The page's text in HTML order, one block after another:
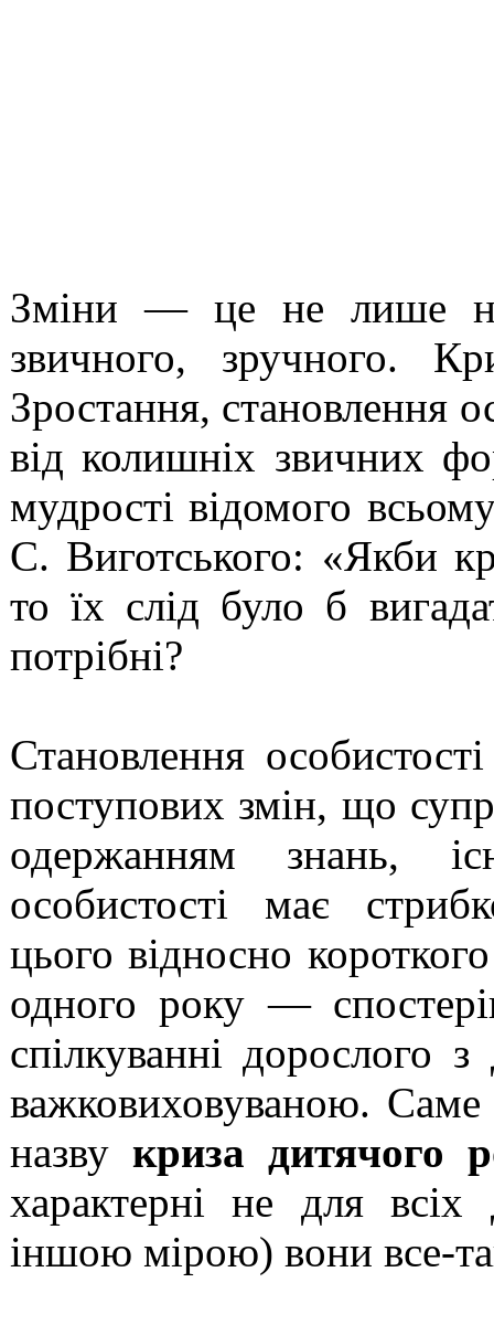
Зміни — це не лише
звичного, зручного.
Зростання, становлення
від колишніх звичних
мудрості відомого
С. Виготського: «Якби
то їх слід було б
потрібні?
Становлення
поступових змін, що
одержанням знань,
особистості має
цього відносно
одного року —
спілкуванні дорослого
важковиховуваною.
назву криза дитячого
характерні не для
іншою мірою) вони все-